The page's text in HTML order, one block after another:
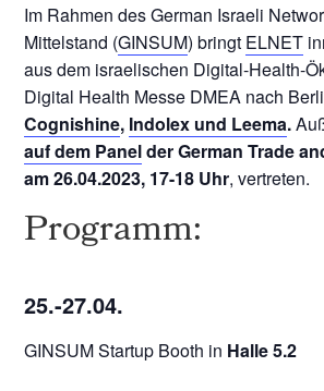
Im Rahmen des German Israeli
Mittelstand (GINSUM) bringt ELNET
aus dem israelischen Digital-Health-
Digital Health Messe DMEA nach
Cognishine, Indolex und Leema.
auf dem Panelder German Trade
am 26.04.2023, 17-18 Uhr, vertreten.
Programm:
25.-27.04.
GINSUM Startup Booth in Halle 5.2